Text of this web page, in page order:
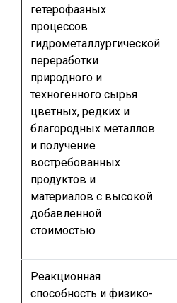
гетерофазных
процессов
гидрометаллургической
переработки
природного и
техногенного сырья
цветных, редких и
благородных металлов
и получение
востребованных
продуктов и
материалов с высокой
добавленной
стоимостью
Реакционная
способность и физико-